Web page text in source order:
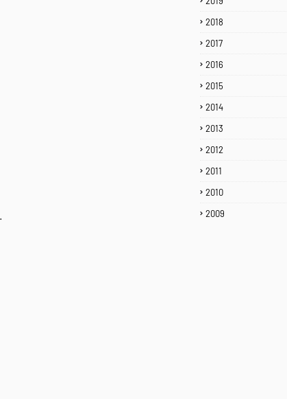
2018
2017
2016
2015
2014
2013
2012
2011
2010
2009